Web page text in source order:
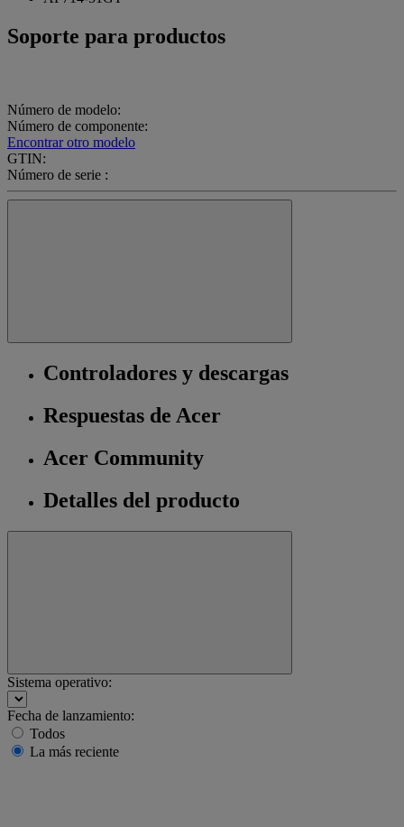
Soporte para productos
Número de modelo:
Número de componente:
Encontrar otro modelo
GTIN:
Número de serie :
Controladores y descargas
Respuestas de Acer
Acer Community
Detalles del producto
Sistema operativo:
Fecha de lanzamiento:
Todos
La más reciente